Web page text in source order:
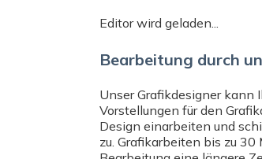
info@expresta.at,
kontaktieren Sie uns
helfen Ihnen bei Ihrer
Editor wird geladen...
Bearbeitung durch
Unser Grafikdesigner kann
Vorstellungen für den
Design einarbeiten und
zu. Grafikarbeiten bis zu